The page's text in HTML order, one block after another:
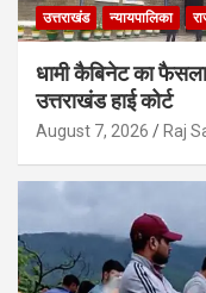
उत्तराखंड न्यायपालिका
धामी कैबिनेट का फैसला,
उत्तराखंड हाई कोर्ट
August 7, 2026 Raj